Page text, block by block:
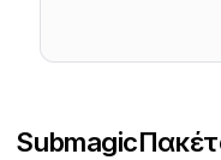
Submagic